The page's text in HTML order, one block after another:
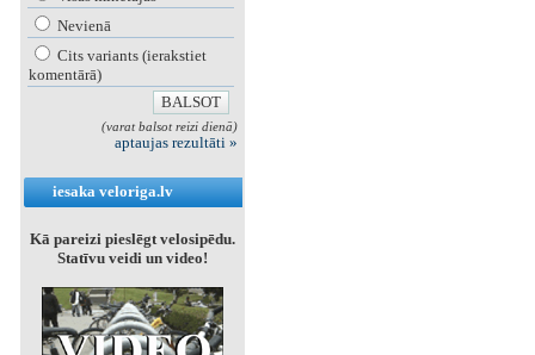
Nevienā
Cits variants (ierakstiet
komentārā)
(varat balsot reizi dienā)
aptaujas rezultāti »
iesaka veloriga.lv
Kā pareizi pieslēgt velosipēdu.
Statīvu veidi un video!